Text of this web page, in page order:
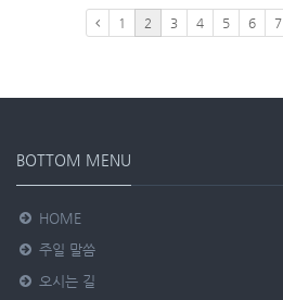
1 2 3 4 5 6 7
BOTTOM MENU
HOME
주일 말씀
오시는 길